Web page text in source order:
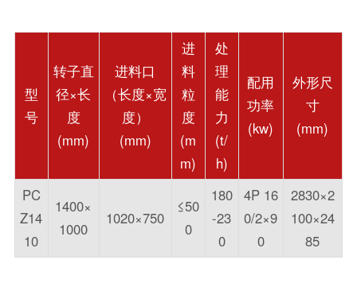
型
号
转子直
径×长
度
(mm)
进料口
（长度×宽
度）
(mm)
进
料
粒
度
(m
m)
处
理
能
力
(t/
h)
配用
功率
(kw)
外形尺
寸
(mm)
PC
Z14
10
1400×
1000
1020×750
≤50
0
180
-23
0
4P 16
0/2×9
0
2830×2
100×24
85